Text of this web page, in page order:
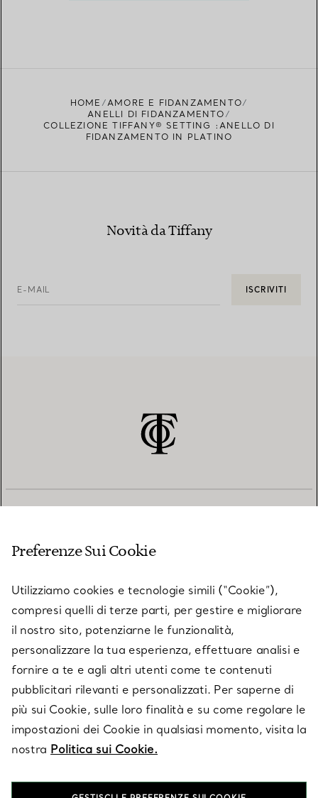
HOME
AMORE E FIDANZAMENTO
ANELLI DI FIDANZAMENTO
COLLEZIONE TIFFANY® SETTING :ANELLO DI
FIDANZAMENTO IN PLATINO
Novità da Tiffany
E-MAIL ISCRIVITI
SU TIFFANY & CO.
LEGALE
SEGUICI
Preferenze Sui Cookie
Utilizziamo cookies e tecnologie simili (“Cookie”),
compresi quelli di terze parti, per gestire e migliorare
il nostro sito, potenziarne le funzionalità,
personalizzare la tua esperienza, effettuare analisi e
fornire a te e agli altri utenti come te contenuti
pubblicitari rilevanti e personalizzati. Per saperne di
più sui Cookie, sulle loro finalità e su come regolare le
impostazioni dei Cookie in qualsiasi momento, visita la
nostra Politica sui Cookie.